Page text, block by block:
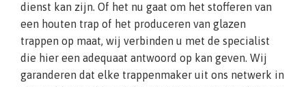
dienst kan zijn. Of het nu gaat om het stofferen van
een houten trap of het produceren van glazen
trappen op maat, wij verbinden u met de specialist
die hier een adequaat antwoord op kan geven. Wij
garanderen dat elke trappenmaker uit ons netwerk in